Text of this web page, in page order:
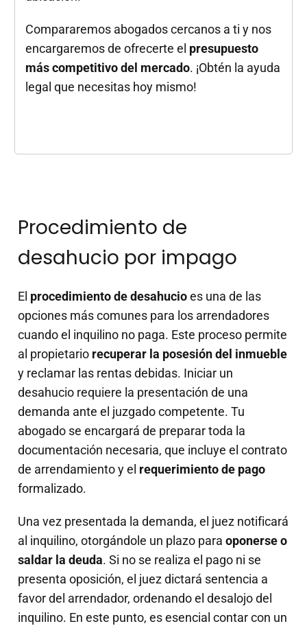
Compararemos abogados cercanos a ti y nos
encargaremos de ofrecerte el presupuesto
más competitivo del mercado. ¡Obtén la ayuda
legal que necesitas hoy mismo!
Procedimiento de
desahucio por impago
El procedimiento de desahucioes una de las
opciones más comunes para los arrendadores
cuando el inquilino no paga. Este proceso permite
al propietario recuperar la posesión del inmueble
y reclamar las rentas debidas. Iniciar un
desahucio requiere la presentación de una
demanda ante el juzgado competente. Tu
abogado se encargará de preparar toda la
documentación necesaria, que incluye el contrato
de arrendamiento y el requerimiento de pago
formalizado.
Una vez presentada la demanda, el juez notificará
al inquilino, otorgándole un plazo para oponerse o
saldar la deuda. Si no se realiza el pago ni se
presenta oposición, el juez dictará sentencia a
favor del arrendador, ordenando el desalojo del
inquilino. En este punto, es esencial contar con un